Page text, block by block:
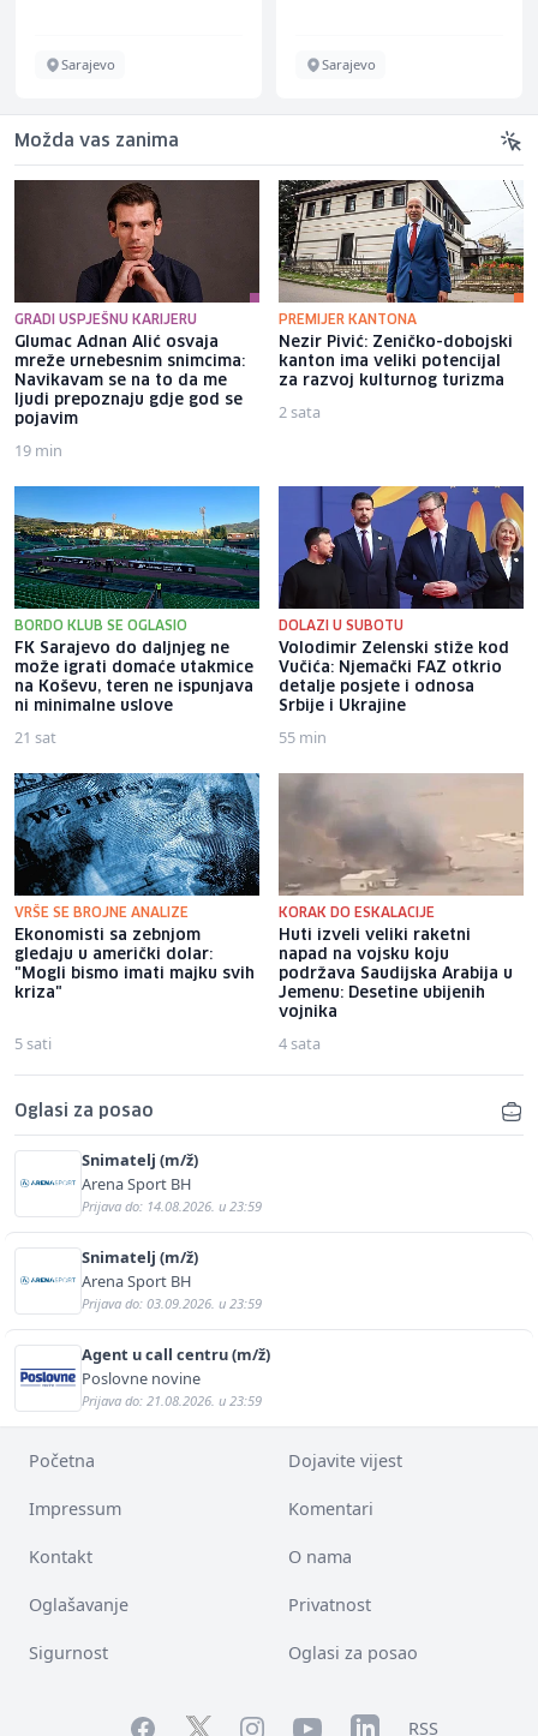
Sarajevo Sarajevo
Možda vas zanima
GRADI USPJEŠNU KARIJERU
Glumac Adnan Alić osvaja
mreže urnebesnim snimcima:
Navikavam se na to da me
ljudi prepoznaju gdje god se
pojavim
19 min
PREMIJER KANTONA
Nezir Pivić: Zeničko-dobojski
kanton ima veliki potencijal
za razvoj kulturnog turizma
2 sata
BORDO KLUB SE OGLASIO
FK Sarajevo do daljnjeg ne
može igrati domaće utakmice
na Koševu, teren ne ispunjava
ni minimalne uslove
21 sat
DOLAZI U SUBOTU
Volodimir Zelenski stiže kod
Vučića: Njemački FAZ otkrio
detalje posjete i odnosa
Srbije i Ukrajine
55 min
VRŠE SE BROJNE ANALIZE
Ekonomisti sa zebnjom
gledaju u američki dolar:
"Mogli bismo imati majku svih
kriza"
5 sati
KORAK DO ESKALACIJE
Huti izveli veliki raketni
napad na vojsku koju
podržava Saudijska Arabija u
Jemenu: Desetine ubijenih
vojnika
4 sata
Oglasi za posao
Snimatelj (m/ž)
Arena Sport BH
Prijava do: 14.08.2026. u 23:59
Snimatelj (m/ž)
Arena Sport BH
Prijava do: 03.09.2026. u 23:59
Agent u call centru (m/ž)
Poslovne novine
Prijava do: 21.08.2026. u 23:59
Početna Dojavite vijest
Impressum Komentari
Kontakt O nama
Oglašavanje Privatnost
Sigurnost Oglasi za posao
FacebookTwitterInstagramYouTubeLinkedInRSS